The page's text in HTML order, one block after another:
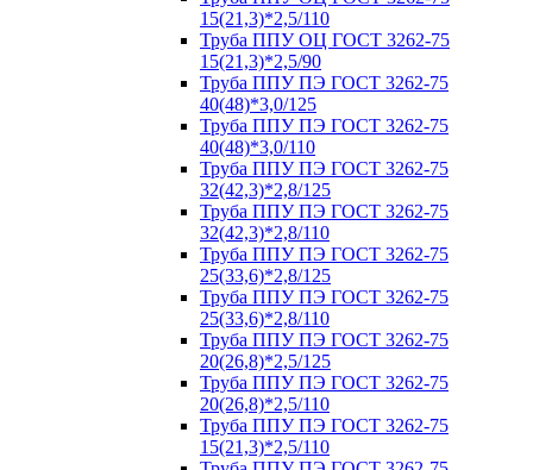
15(21,3)*2,5/110
Труба ППУ ОЦ ГОСТ 3262-75
15(21,3)*2,5/90
Труба ППУ ПЭ ГОСТ 3262-75
40(48)*3,0/125
Труба ППУ ПЭ ГОСТ 3262-75
40(48)*3,0/110
Труба ППУ ПЭ ГОСТ 3262-75
32(42,3)*2,8/125
Труба ППУ ПЭ ГОСТ 3262-75
32(42,3)*2,8/110
Труба ППУ ПЭ ГОСТ 3262-75
25(33,6)*2,8/125
Труба ППУ ПЭ ГОСТ 3262-75
25(33,6)*2,8/110
Труба ППУ ПЭ ГОСТ 3262-75
20(26,8)*2,5/125
Труба ППУ ПЭ ГОСТ 3262-75
20(26,8)*2,5/110
Труба ППУ ПЭ ГОСТ 3262-75
15(21,3)*2,5/110